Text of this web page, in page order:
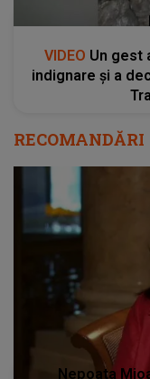
VIDEO Un gest
indignare și a
RECOMANDĂRI
Nepoata